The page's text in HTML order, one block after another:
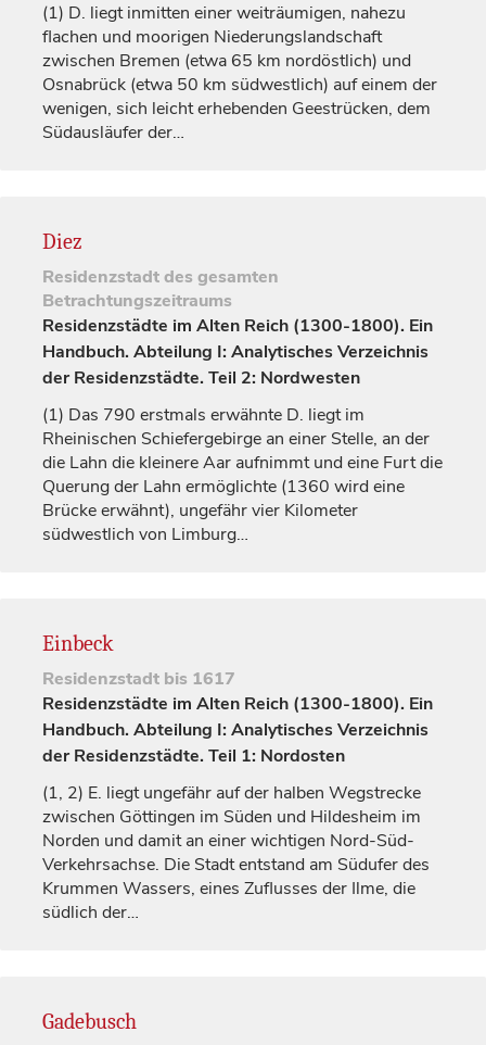
(1) D. liegt inmitten einer weiträumigen, nahezu
flachen und moorigen Niederungslandschaft
zwischen Bremen (etwa 65 km nordöstlich) und
Osnabrück (etwa 50 km südwestlich) auf einem der
wenigen, sich leicht erhebenden Geestrücken, dem
Südausläufer der…
Diez
Residenzstadtdes gesamten
Betrachtungszeitraums
Residenzstädte im Alten Reich (1300-1800). Ein
Handbuch. Abteilung I: Analytisches Verzeichnis
der Residenzstädte. Teil 2: Nordwesten
(1) Das 790 erstmals erwähnte D. liegt im
Rheinischen Schiefergebirge an einer Stelle, an der
die Lahn die kleinere Aar aufnimmt und eine Furt die
Querung der Lahn ermöglichte (1360 wird eine
Brücke erwähnt), ungefähr vier Kilometer
südwestlich von Limburg…
Einbeck
Residenzstadt bis 1617
Residenzstädte im Alten Reich (1300-1800). Ein
Handbuch. Abteilung I: Analytisches Verzeichnis
der Residenzstädte. Teil 1: Nordosten
(1, 2) E. liegt ungefähr auf der halben Wegstrecke
zwischen Göttingen im Süden und Hildesheim im
Norden und damit an einer wichtigen Nord-Süd-
Verkehrsachse. Die Stadt entstand am Südufer des
Krummen Wassers, eines Zuflusses der Ilme, die
südlich der…
Gadebusch